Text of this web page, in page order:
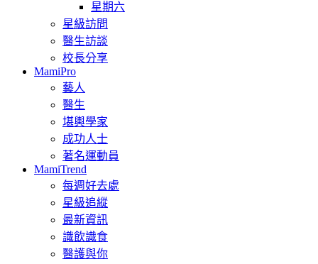
星期六
星級訪問
醫生訪談
校長分享
MamiPro
藝人
醫生
堪輿學家
成功人士
著名運動員
MamiTrend
每週好去處
星級追縱
最新資訊
識飲識食
醫護與你